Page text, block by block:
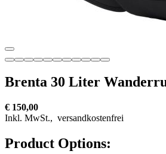
Brenta 30 Liter
€ 150,00
Inkl. MwSt., versandkostenfrei
Product Options: